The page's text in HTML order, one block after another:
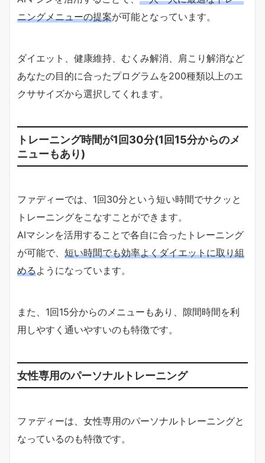
ニングメニューの提案が可能となっています。
ダイエット、健康維持、むくみ解消、肩こり解消など
あなたの目的に合ったプログラムを200種類以上のエ
クササイズから選択してくれます。
トレーニング時間が1回30分(1回15分からのメ
ニューもあり)
ファディーでは、1回30分という短い時間でサクッと
トレーニングをこなすことができます。
AIマシンを活用することで各自に合ったトレーニング
が可能で、 短い時間でも効率よくダイエットに取り組
めるようになっています。
また、1回15分からのメニューもあり、隙間時間を利
用しやすく通いやすいのも特徴です。
女性専用のパーソナルトレーニング
ファディーは、女性専用のパーソナルトレーニングと
なっているのも特徴です。